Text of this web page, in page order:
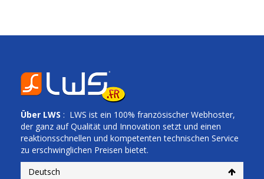
Über LWS : LWS ist ein 100% französischer Webhoster,
der ganz auf Qualität und Innovation setzt und einen
reaktionsschnellen und kompetenten technischen Service
zu erschwinglichen Preisen bietet.
Deutsch